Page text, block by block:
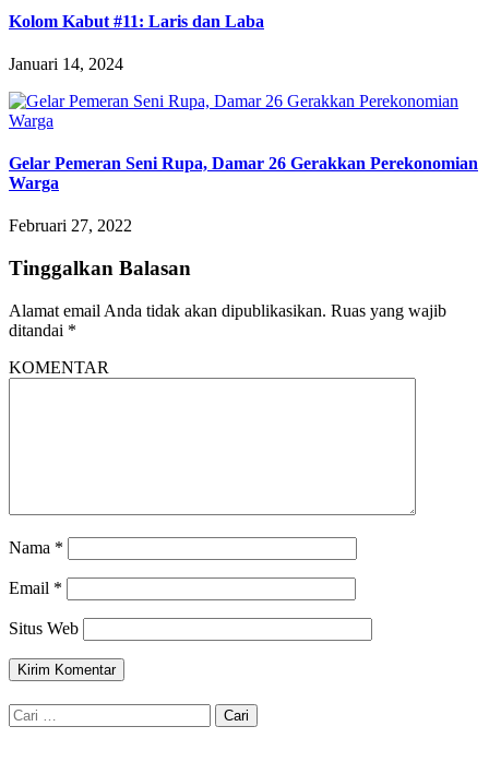
Kolom Kabut #11: Laris dan Laba
Januari 14, 2024
Gelar Pemeran Seni Rupa, Damar 26 Gerakkan Perekonomian
Warga
Februari 27, 2022
Tinggalkan Balasan
Alamat email Anda tidak akan dipublikasikan. Ruas yang wajib
ditandai *
KOMENTAR
Nama *
Email *
Situs Web
Cari
untuk: